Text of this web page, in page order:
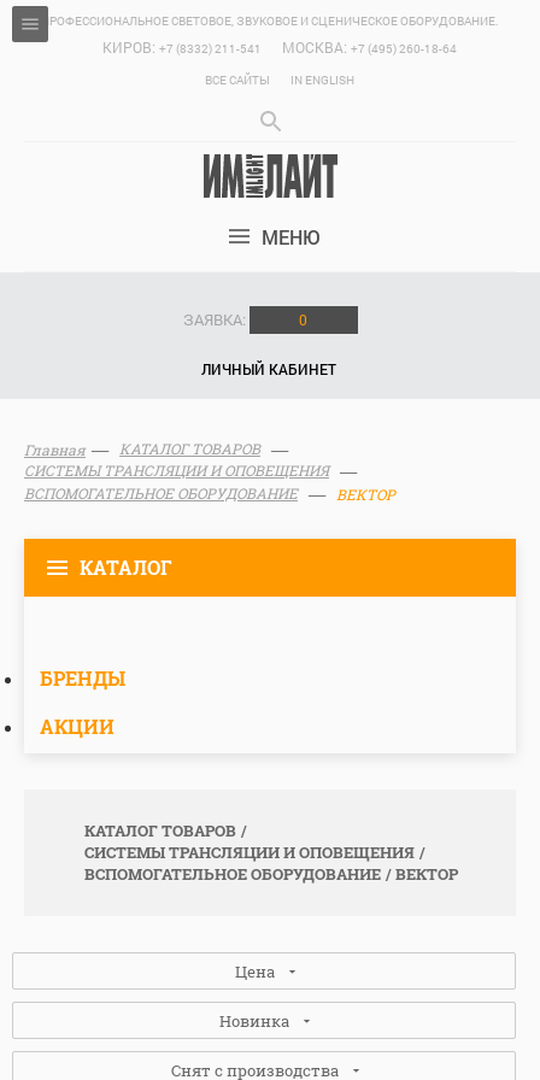
ПРОФЕССИОНАЛЬНОЕ СВЕТОВОЕ, ЗВУКОВОЕ И СЦЕНИЧЕСКОЕ ОБОРУДОВАНИЕ.
КИРОВ: +7 (8332) 211-541 МОСКВА: +7 (495) 260-18-64
ВСЕ САЙТЫ
IN ENGLISH
МЕНЮ
ЗАЯВКА: 0
ЛИЧНЫЙ КАБИНЕТ
Главная
КАТАЛОГ ТОВАРОВ
СИСТЕМЫ ТРАНСЛЯЦИИ И ОПОВЕЩЕНИЯ
ВСПОМОГАТЕЛЬНОЕ ОБОРУДОВАНИЕ
ВЕКТОР
КАТАЛОГ
БРЕНДЫ
АКЦИИ
КАТАЛОГ ТОВАРОВ
СИСТЕМЫ ТРАНСЛЯЦИИ И ОПОВЕЩЕНИЯ
ВСПОМОГАТЕЛЬНОЕ ОБОРУДОВАНИЕ
ВЕКТОР
Цена
Новинка
Снят с производства